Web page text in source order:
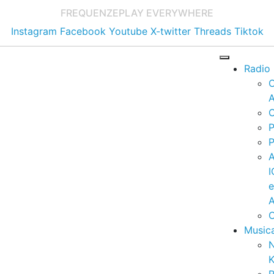
FREQUENZEPLAY EVERYWHERE
Instagram Facebook Youtube X-twitter Threads Tiktok
Radio
e